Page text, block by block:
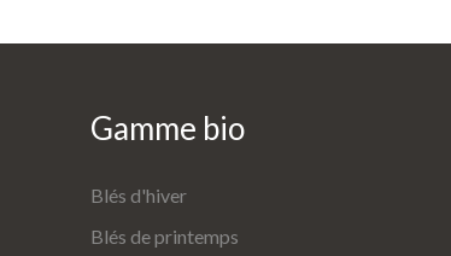
Gamme bio
Blés d'hiver
Blés de printemps